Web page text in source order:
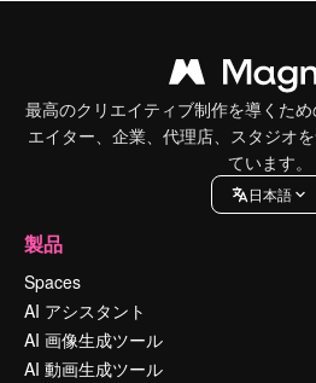
最高のクリエイティブ制作を導くた
エイター、企業、代理店、スタジオ
ています。
日本語
製品
Spaces
AI アシスタント
AI 画像生成ツール
AI 動画生成ツール